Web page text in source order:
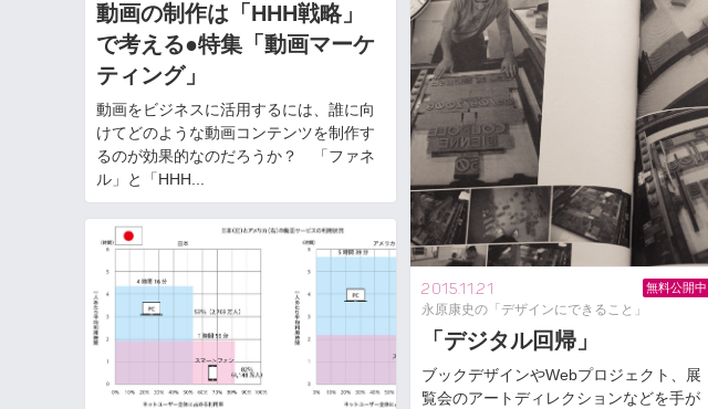
動画の制作は「HHH戦略」
で考える●特集「動画マーケ
ティング」
動画をビジネスに活用するには、誰に向
けてどのような動画コンテンツを制作す
るのが効果的なのだろうか？ 「ファネ
ル」と「HHH...
2015.11.21
永原康史の「デザインにできること」
「デジタル回帰」
ブックデザインやWebプロジェクト、展
覧会のアートディレクションなどを手が
無料公開中